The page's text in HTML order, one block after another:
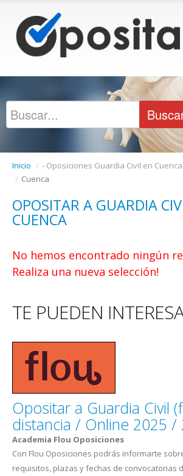
Inicio / - Oposiciones Guardia Civil en Cuenca
/ Cuenca
OPOSITAR A GUARDIA
CUENCA
No hemos encontrado ningún
Realiza una nueva selección!
TE PUEDEN
Opositar a Guardia Civil
distancia / Online 2025 /
Academia Flou Oposiciones
Con Flou Oposiciones podrás informarte
requisitos, plazas y fechas de convocatorias